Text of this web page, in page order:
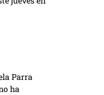
Parra
ha